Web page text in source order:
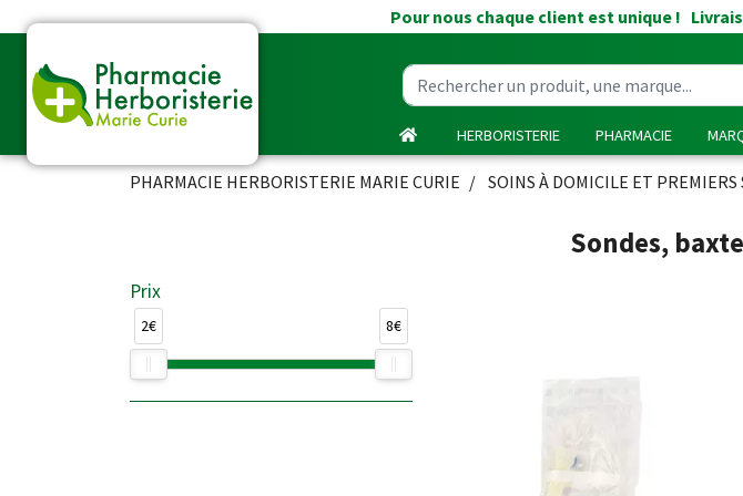
Pour nous chaque client est unique !
HERBORISTERIE PHARMACIE
PHARMACIE HERBORISTERIE MARIE CURIE SOINS À DOMICILE ET PREMIERS
Sondes,
Prix
2€ 8€